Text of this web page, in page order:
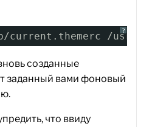
?
current.themerc /usr/
созданные
заданный вами фоновый
что ввиду